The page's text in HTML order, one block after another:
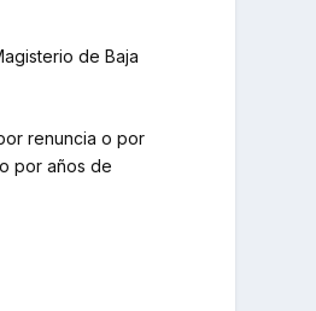
de Baja
renuncia o por
por años de